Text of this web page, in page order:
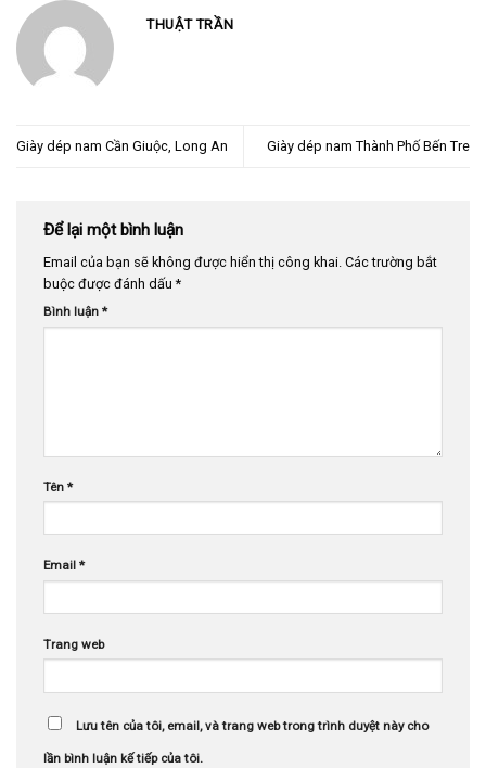
THUẬT TRẦN
Giày dép nam Cần Giuộc, Long An Giày dép nam Thành Phố Bến Tre
Để lại một bình luận
Email của bạn sẽ không được hiển thị công khai. Các trường bắt
buộc được đánh dấu*
Bình luận *
Tên *
Email *
Trang web
Lưu tên của tôi, email, và trang web trong trình duyệt này cho
lần bình luận kế tiếp của tôi.